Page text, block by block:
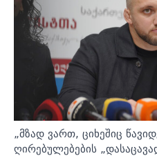
„მზად ვართ, ციხეშიც
ღირებულებების